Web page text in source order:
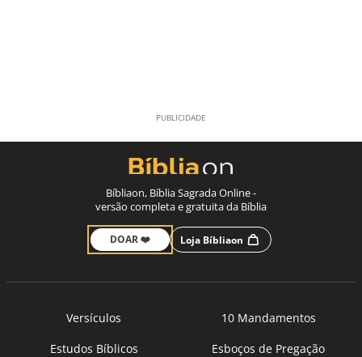
Bíbliaon, Bíblia Sagrada Online -
versão completa e gratuita da Bíblia
DOAR ❤️ Loja Bíbliaon
Versículos
10 Mandamentos
Estudos Bíblicos
Esboços de Pregação